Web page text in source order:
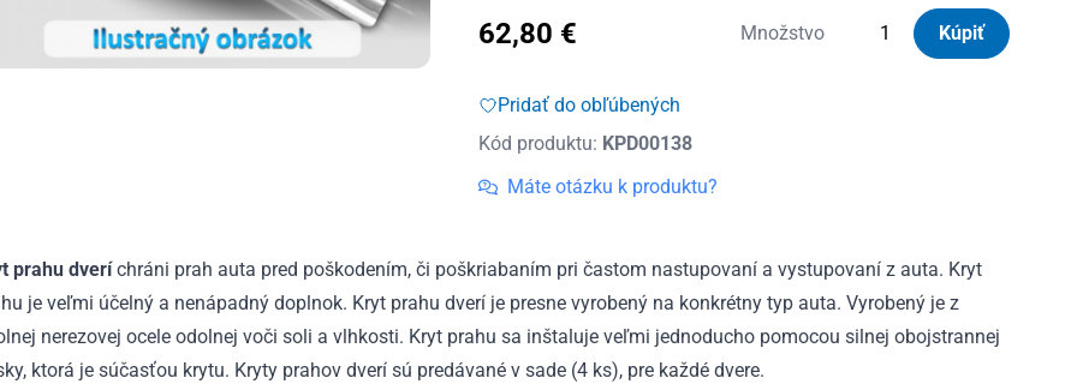
62,80 € Množstvo
množstvo
5D
2008
2017
Kúpiť
Pridať do obľúbených
Kód produktu: KPD00138
Máte otázku k produktu?
prahu dveríchráni prah auta pred poškodením, či poškriabaním pri častom nastupovaní a vystupovaní z auta. Kryt
je veľmi účelný a nenápadný doplnok. Kryt prahu dverí je presne vyrobený na konkrétny typ auta. Vyrobený je z
nerezovej ocele odolnej voči soli a vlhkosti. Kryt prahu sa inštaluje veľmi jednoducho pomocou silnej obojstrannej
ktorá je súčasťou krytu. Kryty prahov dverí sú predávané v sade (4 ks), pre každé dvere.